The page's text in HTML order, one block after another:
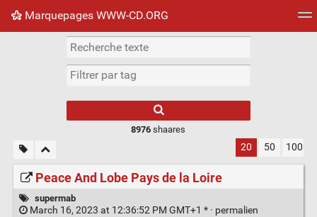
Marquepages WWW-CD.ORG
Nuage de tags Mur d'images
8976 shaares
20 50 100
Peace And Lobe Pays de la Loire
supermab
March 16, 2023 at 12:36:52 PM GMT+1 * · permalien